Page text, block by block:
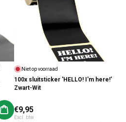
Aan winkelwagen toevoegen
Niet op voorraad
100x sluitsticker 'HELLO! I'm here!'
Zwart-Wit
Normale prijs
€9,95
Excl. btw